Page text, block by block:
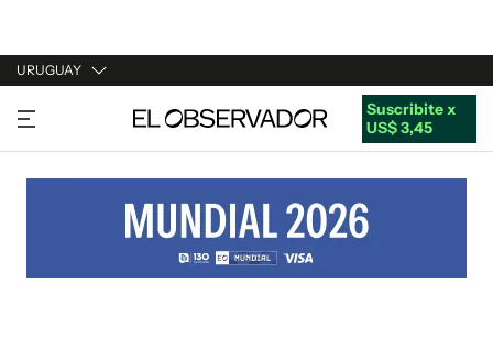
URUGUAY
URUGUAY
ARGENTINA
ESTADOS UNIDOS
Suscribite x
US$ 3,45